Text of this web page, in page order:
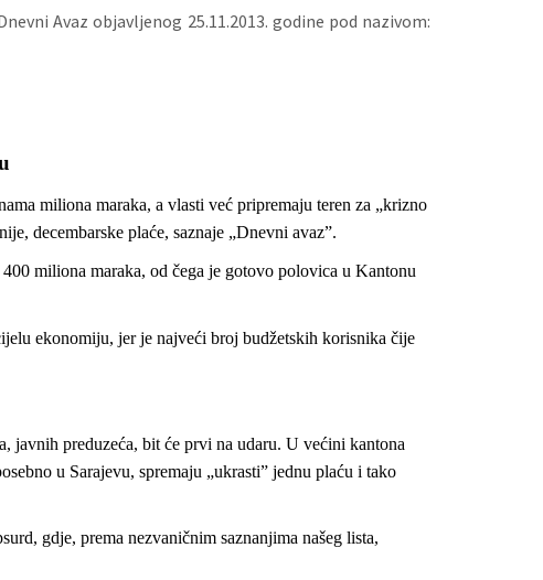
Avaz objavljenog 25.11.2013. godine pod nazivom:
miliona maraka, a vlasti već pripremaju teren za „krizno
decembarske plaće, saznaje „Dnevni avaz”.
miliona maraka, od čega je gotovo polovica u Kantonu
ekonomiju, jer je najveći broj budžetskih korisnika čije
preduzeća, bit će prvi na udaru. U većini kantona
u Sarajevu, spremaju „ukrasti” jednu plaću i tako
gdje, prema nezvaničnim saznanjima našeg lista,